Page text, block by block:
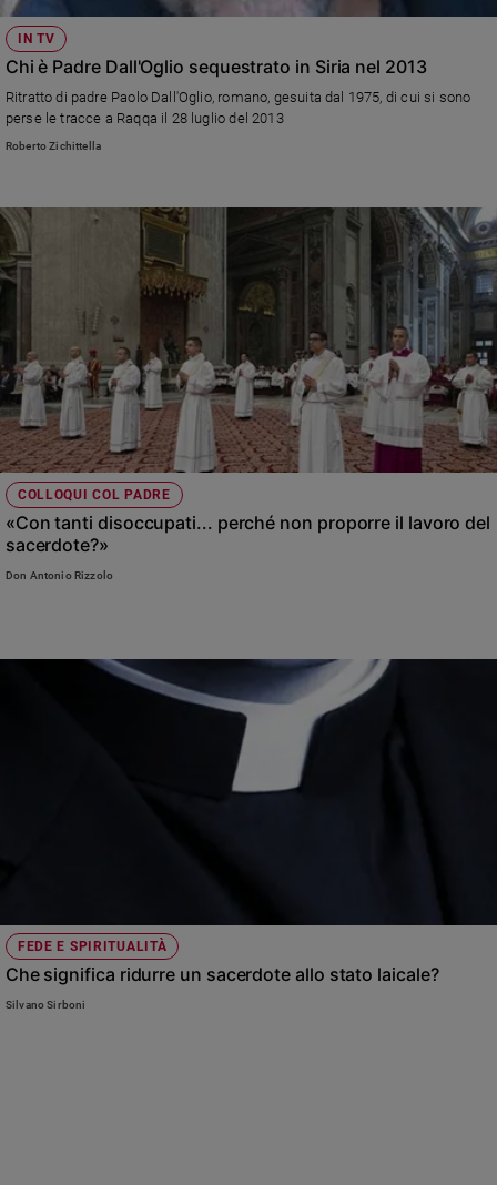
IN TV
Chi è Padre Dall'Oglio sequestrato in Siria nel 2013
Ritratto di padre Paolo Dall'Oglio, romano, gesuita dal 1975, di cui si sono
perse le tracce a Raqqa il 28 luglio del 2013
Roberto Zichittella
COLLOQUI COL PADRE
«Con tanti disoccupati... perché non proporre il lavoro del
sacerdote?»
Don Antonio Rizzolo
FEDE E SPIRITUALITÀ
Che significa ridurre un sacerdote allo stato laicale?
Silvano Sirboni